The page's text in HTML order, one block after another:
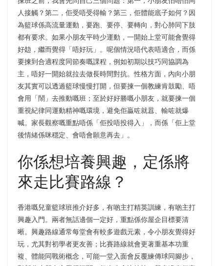
人接觸？第二，佢受唔受得輸？第三，佢體能底子如何？因
為籃球係高流量運動，要跑、要停、要轉向，對心肺同下肢
都有要求。如果小朋友平時少運動，一開始上堂可能會覺得
好攰，繼而覺得「唔好玩」。呢個情況唔代表唔適合，而係
要揀到合適程度同節奏嘅課程，例如初期以技巧同協調為
主，唔好一開始就拉去做長時間對抗。性格方面，內向小朋
友其實可以透過籃球慢慢打開，但要揀一個教練肯鼓勵、唔
會用「鬧」去推動嘅班；至於好好勝嘅小朋友，就要揀一個
重視紀律同運動精神嘅環境，避免佢贏咗就囂、輸咗就爆
喊。家長觀察嘅重點唔係「佢投唔投得入」，而係「佢上堂
後情緒係咪穩定、會唔會願意再去」。
你係想培養興趣，定係將
來走比賽路線？
香港嘅兒童籃球班推介好多，有啲主打精英訓練，有啲主打
興趣入門。兩者無話邊個一定好，重點係你屋企目標要清
晰。興趣路線通常每堂會有較多遊戲元素，令小朋友覺得好
玩，尤其對初學者更友善；比賽路線就會更著重基本功重
複、體能同戰術概念，可能一堂入面會反覆練傳球同腳步，